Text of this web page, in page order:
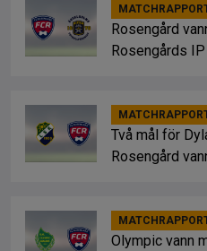
Rosengård
Rosengårds IP
Två mål för
Rosengård
Olympic vann